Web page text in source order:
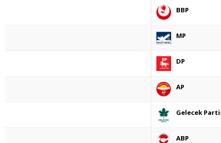
BBP
MP
DP
AP
Gelecek
ABP